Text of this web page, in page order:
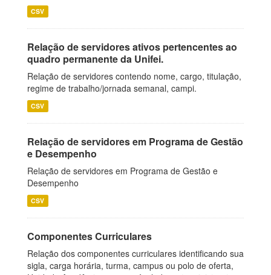
CSV
Relação de servidores ativos pertencentes ao
quadro permanente da Unifei.
Relação de servidores contendo nome, cargo, titulação,
regime de trabalho/jornada semanal, campi.
CSV
Relação de servidores em Programa de Gestão
e Desempenho
Relação de servidores em Programa de Gestão e
Desempenho
CSV
Componentes Curriculares
Relação dos componentes curriculares identificando sua
sigla, carga horária, turma, campus ou polo de oferta,